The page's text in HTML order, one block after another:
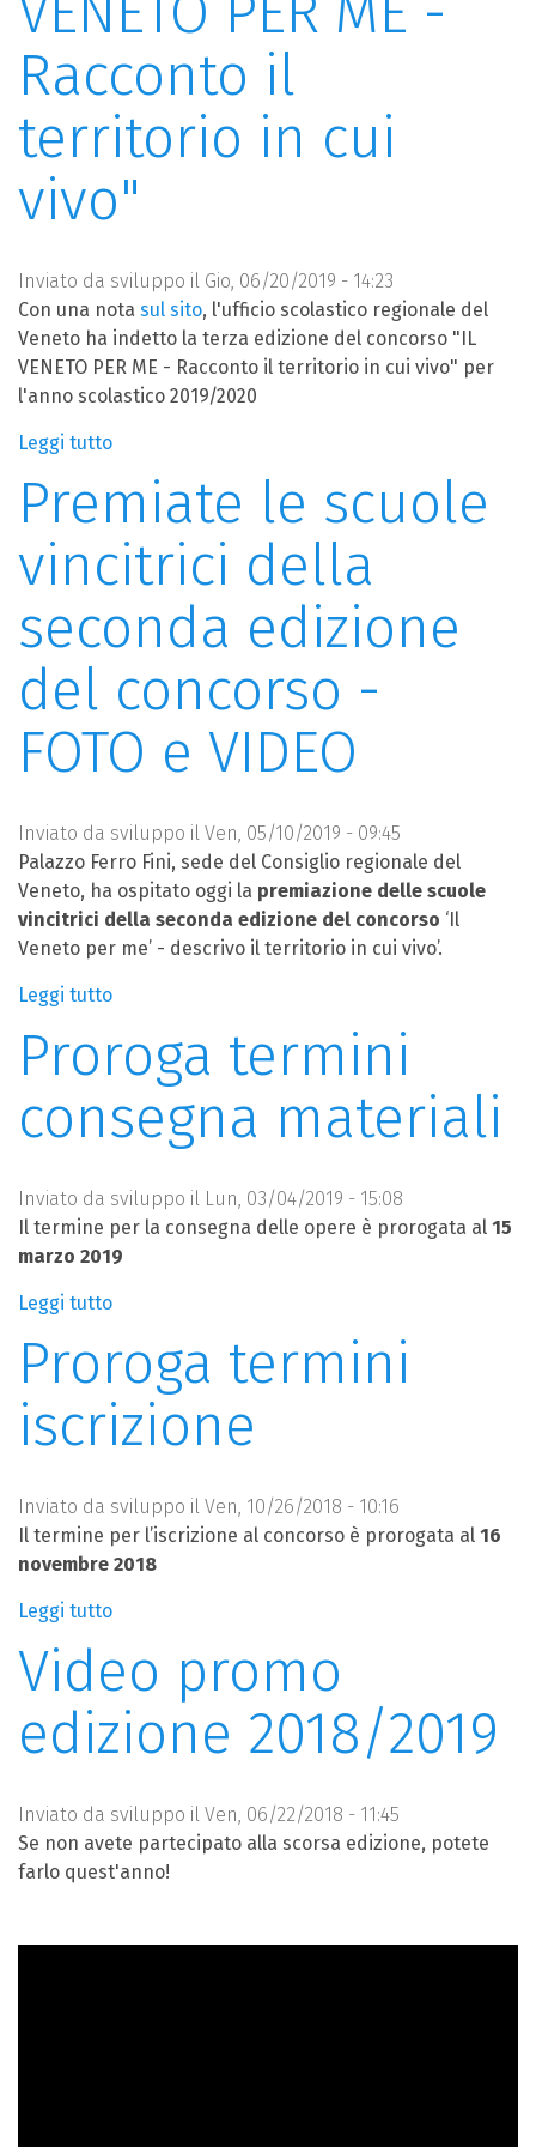
Racconto il
territorio in cui
vivo"
Inviato da sviluppo il Gio, 06/20/2019 - 14:23
Con una nota sul sito, l'ufficio scolastico regionale del
Veneto ha indetto la terza edizione del concorso "IL
VENETO PER ME - Racconto il territorio in cui vivo" per
l'anno scolastico 2019/2020
Leggi tutto
scolastico
regionale
comunica
la
terza
edizione
del
concorso
"IL
VENETO
-
Racconto
il
territorio
in
Premiate le scuole
vincitrici della
seconda edizione
del concorso -
FOTO e VIDEO
Inviato da sviluppo il Ven, 05/10/2019 - 09:45
Palazzo Ferro Fini, sede del Consiglio regionale del
Veneto, ha ospitato oggi la premiazione delle scuole
vincitrici della seconda edizione del concorso ‘Il
Veneto per me’ - descrivo il territorio in cui vivo’.
Leggi tutto
le
scuole
vincitrici
della
edizione
del
concorso
VIDEO
Proroga termini
consegna materiali
Inviato da sviluppo il Lun, 03/04/2019 - 15:08
Il termine per la consegna delle opere è prorogata al 15
marzo 2019
Leggi tutto
termini
consegna
materiali
Proroga termini
iscrizione
Inviato da sviluppo il Ven, 10/26/2018 - 10:16
Il termine per l’iscrizione al concorso è prorogata al 16
novembre 2018
Leggi tutto
termini
iscrizione
Video promo
edizione 2018/2019
Inviato da sviluppo il Ven, 06/22/2018 - 11:45
Se non avete partecipato alla scorsa edizione, potete
farlo quest'anno!